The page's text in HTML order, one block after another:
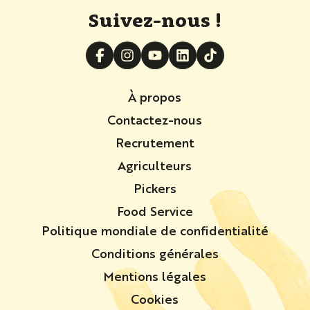
Suivez-nous !
À propos
Contactez-nous
Recrutement
Agriculteurs
Pickers
Food Service
Politique mondiale de confidentialité
Conditions générales
Mentions légales
Cookies